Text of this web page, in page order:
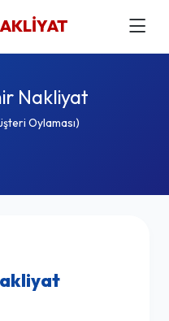
Nakliyat
Oylaması)